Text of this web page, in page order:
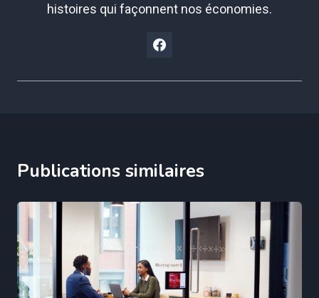
histoires qui façonnent nos économies.
Publications similaires